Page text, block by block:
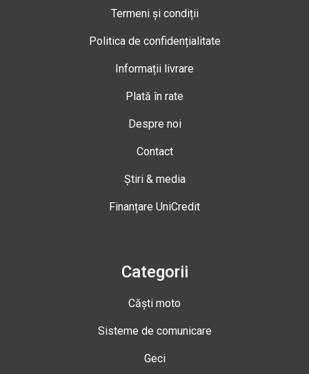
Termeni și condiții
Politica de confidențialitate
Informații livrare
Plată în rate
Despre noi
Contact
Știri & media
Finanțare UniCredit
Categorii
Căști moto
Sisteme de comunicare
Geci